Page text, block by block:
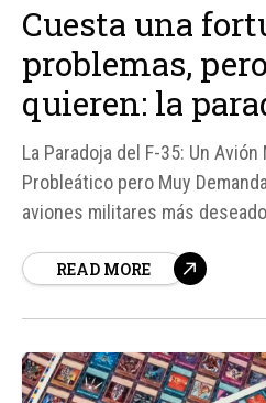
Cuesta una
problemas,
quieren: la
La Paradoja del F-35: Un
Probleático pero Muy
aviones militares más
mantenimiento, sigue siendo
READ MORE